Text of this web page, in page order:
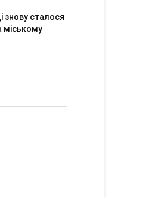
знову сталося
міському